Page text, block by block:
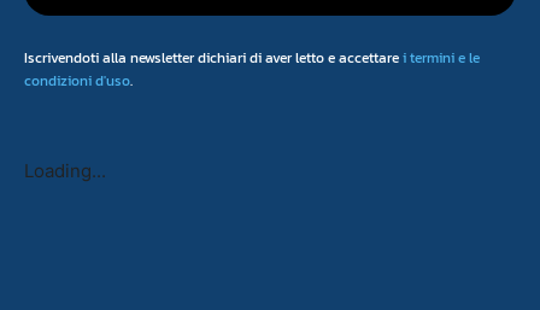
Iscrivendoti alla newsletter dichiari di aver letto e accettarei termini e le
condizioni d'uso.
Loading...